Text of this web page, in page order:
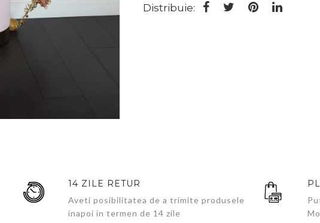
Distribuie:
14 ZILE RETUR
Aveti posibilitatea de a trimite produsele
inapoi in termen de 14 zile